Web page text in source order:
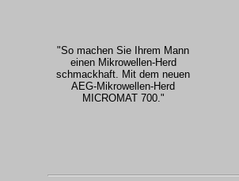
"So machen Sie Ihrem Mann
einen Mikrowellen-Herd
schmackhaft. Mit dem neuen
AEG-Mikrowellen-Herd
MICROMAT 700."